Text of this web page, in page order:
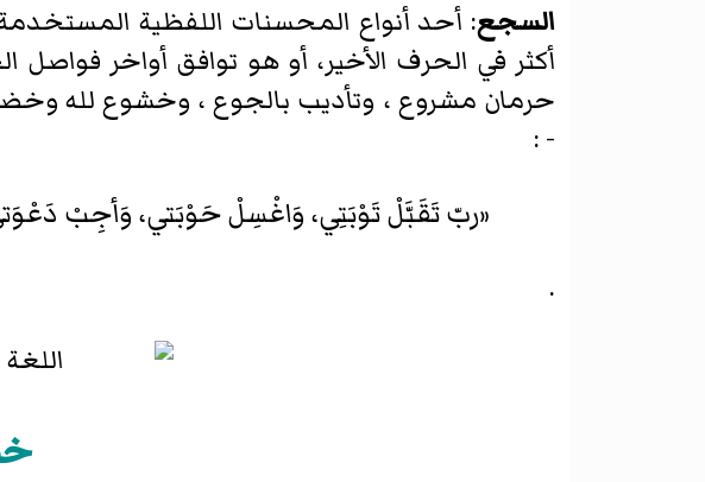
السجع: أحد أنواع المحسنات اللفظية
أكثر في الحرف الأخير، أو هو توافق أواخر فواصل
حرمان مشروع ، وتأديب بالجوع ، وخشوع لله
- :
«ربّ تَقَبَّلْ تَوْبَتِي، وَاغْسِلْ حَوْبَتي، وَأجِبْ
.